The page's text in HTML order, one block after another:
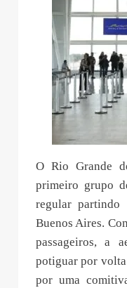
O Rio Grande
primeiro grupo
regular partindo
Buenos Aires.
passageiros, a
potiguar por
por uma